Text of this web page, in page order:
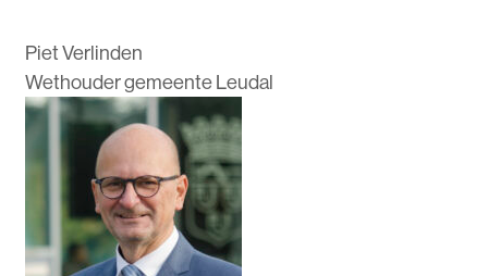
Piet Verlinden
Wethouder gemeente Leudal